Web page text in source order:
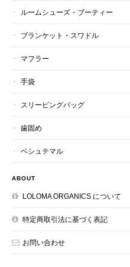
ルームシューズ・ブーティー
ブランケット・スワドル
マフラー
手袋
スリーピングバッグ
歯固め
ペシュテマル
ABOUT
LOLOMA ORGANICS について
特定商取引法に基づく表記
お問い合わせ